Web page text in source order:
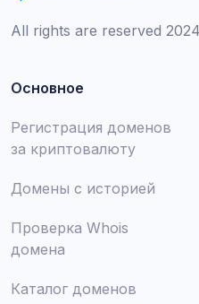
All rights are reserved 2024
Основное
Регистрация доменов
за криптовалюту
Домены с историей
Проверка Whois
домена
Каталог доменов